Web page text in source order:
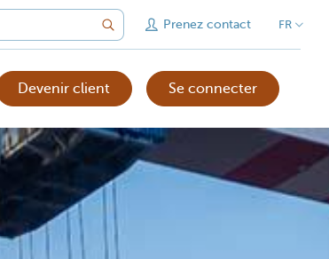
Prenez contact FR
Devenir client Se connecter